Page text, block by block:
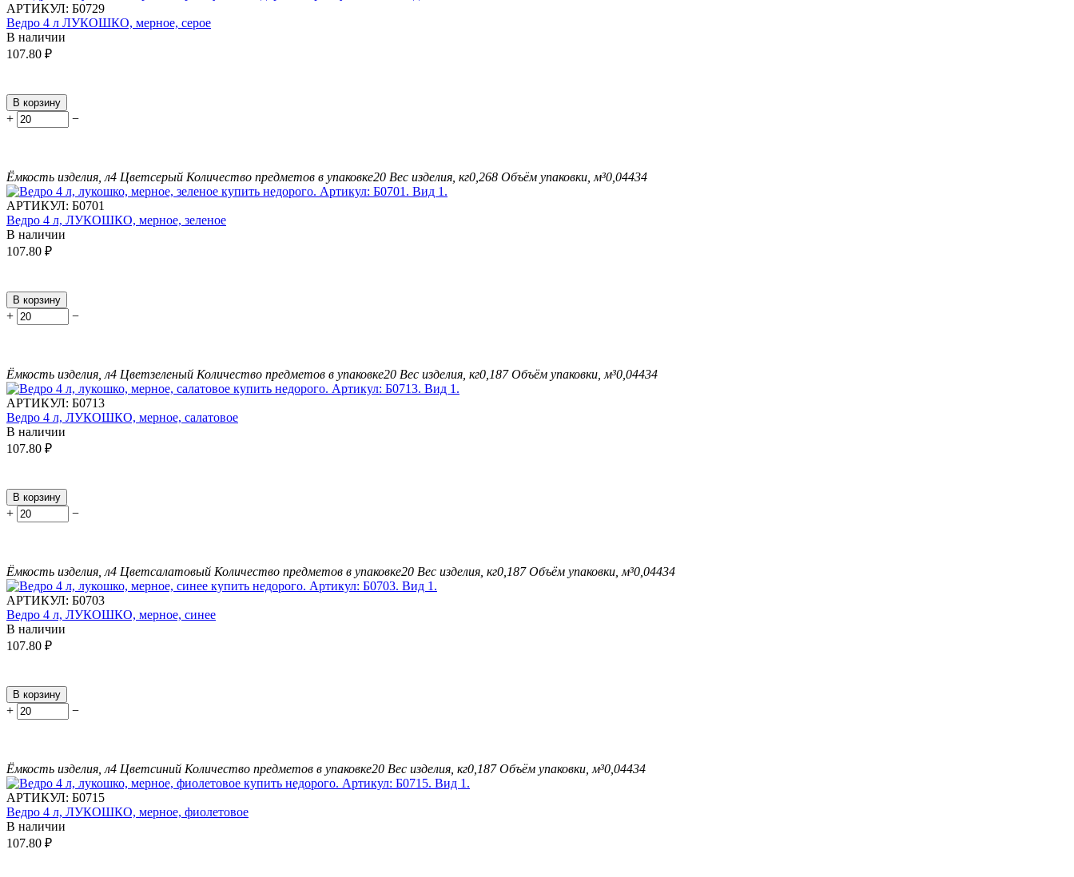
АРТИКУЛ: Б0729
Ведро 4 л ЛУКОШКО, мерное, серое
В наличии
107.80 ₽
В корзину
+ −
Ёмкость изделия, л4 Цветсерый Количество предметов в упаковке20 Вес изделия, кг0,268 Объём упаковки, м³0,04434
АРТИКУЛ: Б0701
Ведро 4 л, ЛУКОШКО, мерное, зеленое
В наличии
107.80 ₽
В корзину
+ −
Ёмкость изделия, л4 Цветзеленый Количество предметов в упаковке20 Вес изделия, кг0,187 Объём упаковки, м³0,04434
АРТИКУЛ: Б0713
Ведро 4 л, ЛУКОШКО, мерное, салатовое
В наличии
107.80 ₽
В корзину
+ −
Ёмкость изделия, л4 Цветсалатовый Количество предметов в упаковке20 Вес изделия, кг0,187 Объём упаковки, м³0,04434
АРТИКУЛ: Б0703
Ведро 4 л, ЛУКОШКО, мерное, синее
В наличии
107.80 ₽
В корзину
+ −
Ёмкость изделия, л4 Цветсиний Количество предметов в упаковке20 Вес изделия, кг0,187 Объём упаковки, м³0,04434
АРТИКУЛ: Б0715
Ведро 4 л, ЛУКОШКО, мерное, фиолетовое
В наличии
107.80 ₽